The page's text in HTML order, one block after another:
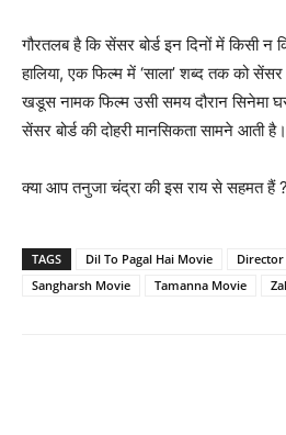
गौरतलब है कि सेंसर बोर्ड इन दिनों में किसी न
हालिया, एक फिल्‍म में ‘साला’ शब्‍द तक को
खडूस नामक फिल्‍म उसी समय दौरान सिनेमा
सेंसर बोर्ड की दोहरी मानसिकता सामने आती है।
क्‍या आप तनुजा चंद्रा की इस राय से सहमत हैं ?
TAGS Dil To Pagal Hai Movie
Sangharsh Movie
Tamanna Movie